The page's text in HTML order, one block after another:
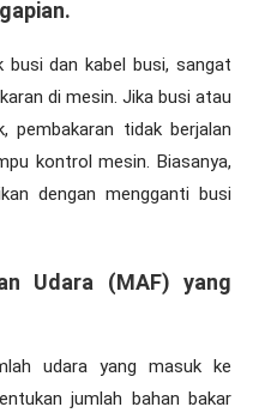
busi dan kabel busi, sangat
di mesin. Jika busi atau
pembakaran tidak berjalan
kontrol mesin. Biasanya,
dengan mengganti busi
Udara (MAF) yang
udara yang masuk ke
jumlah bahan bakar